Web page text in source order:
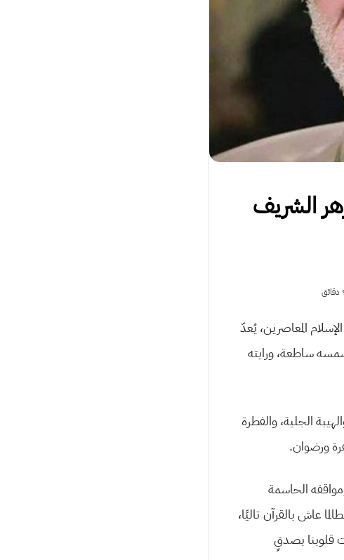
الشريف
المعاصرين، يُعدّ
ساطعة، ورايته
الجلية، والفطرة
ورضوان.
الحاسمة
عاش بالقرآن تاليًا،
قلوبنا بصدقٍ